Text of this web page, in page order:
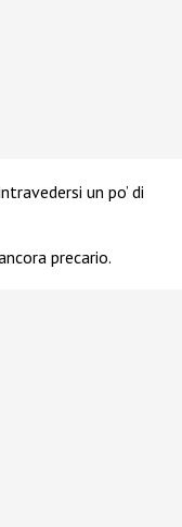
un po’ di
precario.